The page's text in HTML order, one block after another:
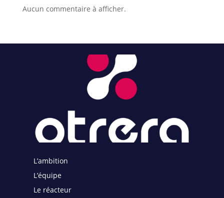
Aucun commentaire à afficher.
L’ambition
L’équipe
Le réacteur